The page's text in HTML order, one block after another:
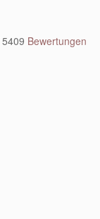
5409 Bewertungen